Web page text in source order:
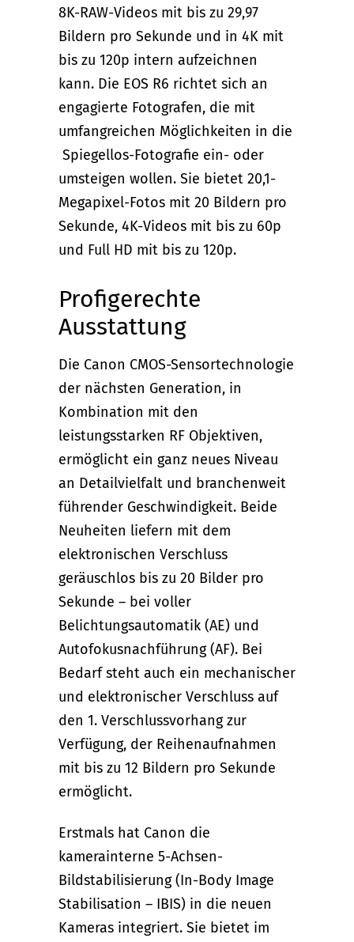
8K-RAW-Videos mit bis zu 29,97
Bildern pro Sekunde und in 4K mit
bis zu 120p intern aufzeichnen
kann. Die EOS R6 richtet sich an
engagierte Fotografen, die mit
umfangreichen Möglichkeiten in die
Spiegellos-Fotografie ein- oder
umsteigen wollen. Sie bietet 20,1-
Megapixel-Fotos mit 20 Bildern pro
Sekunde, 4K-Videos mit bis zu 60p
und Full HD mit bis zu 120p.
Profigerechte
Ausstattung
Die Canon CMOS-Sensortechnologie
der nächsten Generation, in
Kombination mit den
leistungsstarken RF Objektiven,
ermöglicht ein ganz neues Niveau
an Detailvielfalt und branchenweit
führender Geschwindigkeit. Beide
Neuheiten liefern mit dem
elektronischen Verschluss
geräuschlos bis zu 20 Bilder pro
Sekunde – bei voller
Belichtungsautomatik (AE) und
Autofokusnachführung (AF). Bei
Bedarf steht auch ein mechanischer
und elektronischer Verschluss auf
den 1. Verschlussvorhang zur
Verfügung, der Reihenaufnahmen
mit bis zu 12 Bildern pro Sekunde
ermöglicht.
Erstmals hat Canon die
kamerainterne 5-Achsen-
Bildstabilisierung (In-Body Image
Stabilisation – IBIS) in die neuen
Kameras integriert. Sie bietet im